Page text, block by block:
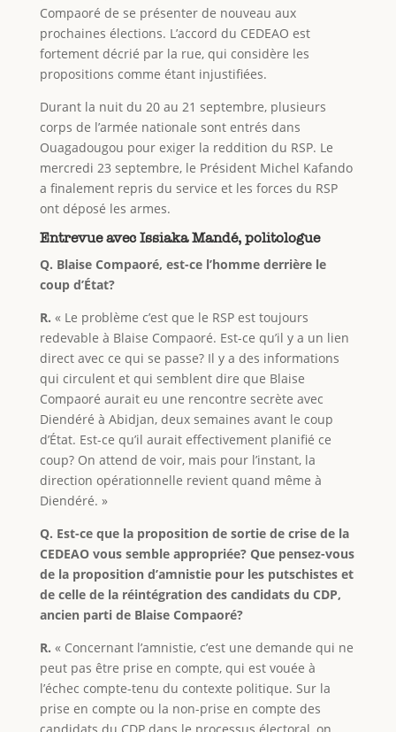
Compaoré de se présenter de nouveau aux
prochaines élections. L’accord du CEDEAO est
fortement décrié par la rue, qui considère les
propositions comme étant injustifiées.
Durant la nuit du 20 au 21 septembre, plusieurs
corps de l’armée nationale sont entrés dans
Ouagadougou pour exiger la reddition du RSP. Le
mercredi 23 septembre, le Président Michel Kafando
a finalement repris du service et les forces du RSP
ont déposé les armes.
Entrevue avec Issiaka Mandé, politologue
Q. Blaise Compaoré, est-ce l’homme derrière le
coup d’État?
R. « Le problème c’est que le RSP est toujours
redevable à Blaise Compaoré. Est-ce qu’il y a un lien
direct avec ce qui se passe? Il y a des informations
qui circulent et qui semblent dire que Blaise
Compaoré aurait eu une rencontre secrète avec
Diendéré à Abidjan, deux semaines avant le coup
d’État. Est-ce qu’il aurait effectivement planifié ce
coup? On attend de voir, mais pour l’instant, la
direction opérationnelle revient quand même à
Diendéré. »
Q. Est-ce que la proposition de sortie de crise de la
CEDEAO vous semble appropriée? Que pensez-vous
de la proposition d’amnistie pour les putschistes et
de celle de la réintégration des candidats du CDP,
ancien parti de Blaise Compaoré?
R. « Concernant l’amnistie, c’est une demande qui ne
peut pas être prise en compte, qui est vouée à
l’échec compte-tenu du contexte politique. Sur la
prise en compte ou la non-prise en compte des